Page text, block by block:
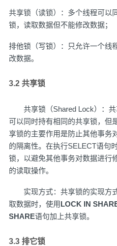
共享锁（读锁）：多个线程可以
锁，读取数据但不能修改数据；
排他锁（写锁）：只允许一个线
改数据。
3.2 共享锁
共享锁（Shared Lock）：共
可以同时持有相同的共享锁，但
享锁的主要作用是防止其他事务
的隔离性。在执行SELECT语句
锁，以避免其他事务对数据进行
的读取操作。
实现方式：共享锁的实现方
取数据时，使用LOCK IN
SHARE语句加上共享锁。
3.3 排它锁